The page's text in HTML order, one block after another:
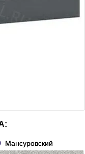
Мансуровский